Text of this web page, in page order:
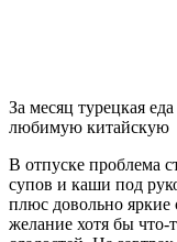
За месяц турецкая
любимую китайскую
В отпуске проблема
супов и каши под
плюс довольно яркие
желание хотя бы что-